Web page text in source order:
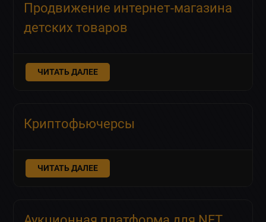
Продвижение интернет-магазина
детских товаров
ЧИТАТЬ ДАЛЕЕ
Криптофьючерсы
ЧИТАТЬ ДАЛЕЕ